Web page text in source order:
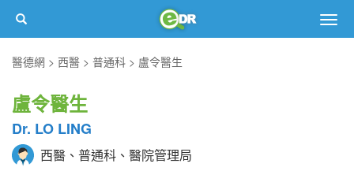
醫德網
西醫 普通科 盧令醫生
盧令醫生
Dr. LO LING
西醫、普通科、醫院管理局